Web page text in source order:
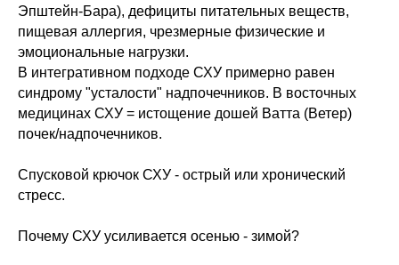
Эпштейн-Бара), дефициты питательных веществ,
пищевая аллергия, чрезмерные физические и
эмоциональные нагрузки.
В интегративном подходе СХУ примерно равен
синдрому "усталости" надпочечников. В восточных
медицинах СХУ = истощение дошей Ватта (Ветер)
почек/надпочечников.
Спусковой крючок СХУ - острый или хронический
стресс.
Почему СХУ усиливается осенью - зимой?